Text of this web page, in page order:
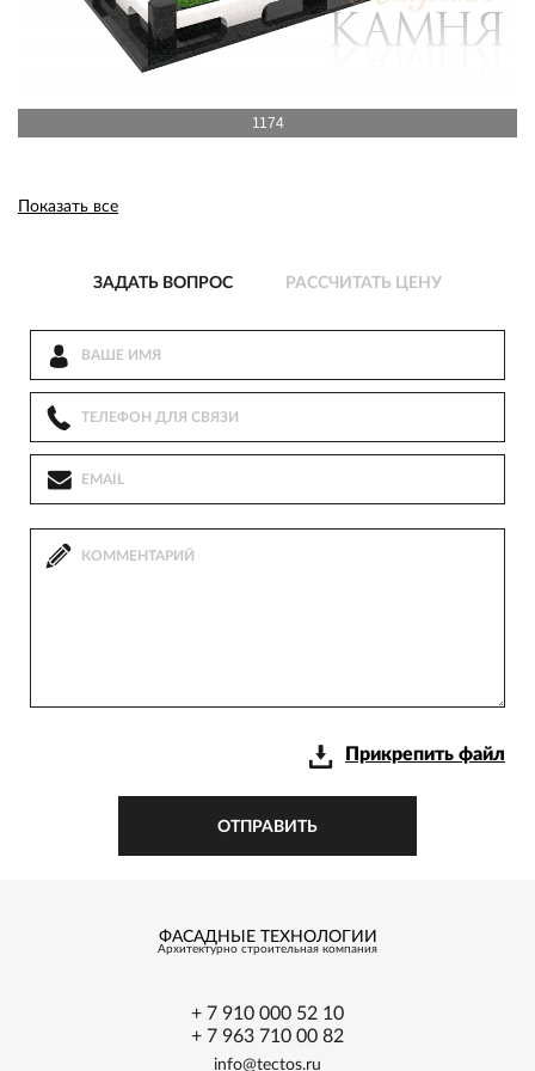
1174
Показать все
ЗАДАТЬ ВОПРОС РАССЧИТАТЬ ЦЕНУ
Прикрепить файл
ОТПРАВИТЬ
ФАСАДНЫЕ ТЕХНОЛОГИИ
Архитектурно строительная компания
+ 7 910 000 52 10
+ 7 963 710 00 82
info@tectos.ru